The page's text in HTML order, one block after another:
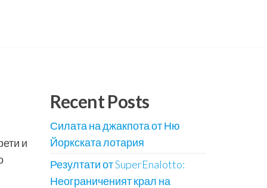
и
Recent Posts
Силата на джакпота от Ню
Йоркската лотария
Резултати от SuperEnalotto:
Неограниченият крал на